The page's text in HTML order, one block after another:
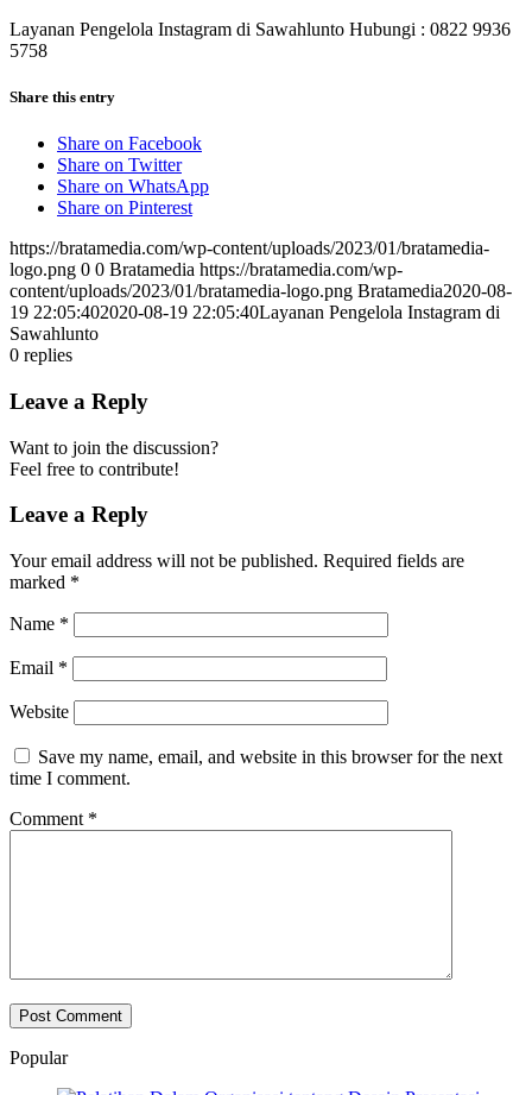
Layanan Pengelola Instagram di Sawahlunto Hubungi : 0822 9936
5758
Share this entry
Share on Facebook
Share on Twitter
Share on WhatsApp
Share on Pinterest
https://bratamedia.com/wp-content/uploads/2023/01/bratamedia-
logo.png 0 0 Bratamedia https://bratamedia.com/wp-
content/uploads/2023/01/bratamedia-logo.png Bratamedia2020-08-
19 22:05:402020-08-19 22:05:40Layanan Pengelola Instagram di
Sawahlunto
0 replies
Leave a Reply
Want to join the discussion?
Feel free to contribute!
Leave a Reply
Your email address will not be published. Required fields are
marked *
Name *
Email *
Website
Save my name, email, and website in this browser for the next
time I comment.
Comment *
Popular